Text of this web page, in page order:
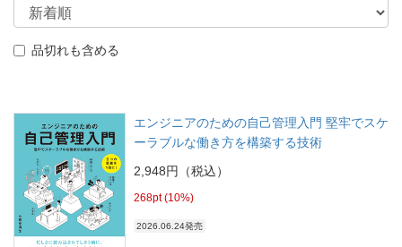
品切れも含める
エンジニアのための自己管理入門 堅牢でスケ
ーラブルな働き方を構築する技術
2,948円（税込）
268pt (10%)
2026.06.24発売